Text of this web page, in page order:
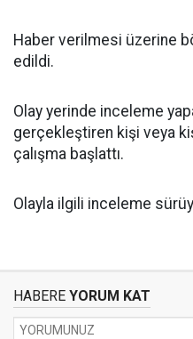
Haber verilmesi üzerine
edildi.
Olay yerinde inceleme
gerçekleştiren kişi veya
çalışma başlattı.
Olayla ilgili inceleme
HABERE YORUM KAT